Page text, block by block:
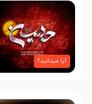
آیا میدانید؟